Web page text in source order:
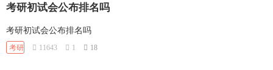
考研初试会公布排名吗
考研初试会公布排名吗
考研 11643 1 18